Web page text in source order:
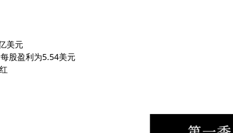
美元
股盈利为5.54美元